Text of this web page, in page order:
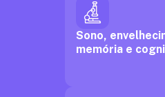
Sono,
memória e